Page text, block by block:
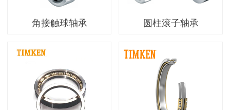
角接触球轴承 圆柱滚子轴承